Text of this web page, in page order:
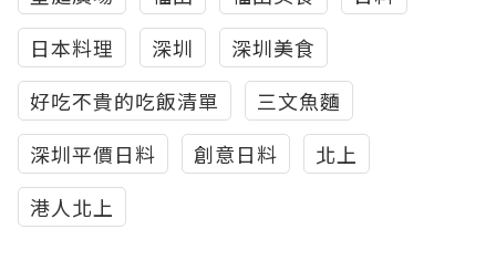
日本料理
深圳
深圳美食
好吃不貴的吃飯清單
三文魚麵
深圳平價日料
創意日料
北上
港人北上